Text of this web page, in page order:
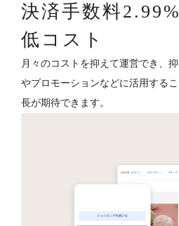
決済手数料
低コスト
月々のコストを抑えて運営でき、
やプロモーションなどに活用する
長が期待できます。